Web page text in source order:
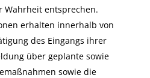
Wahrheit entsprechen.
erhalten innerhalb von
des Eingangs ihrer
über geplante sowie
sowie die